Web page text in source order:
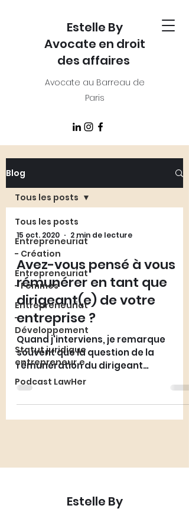
Estelle By
Avocate en droit
des affaires
Avocate au Barreau de
Paris
Blog
Tous les posts
Entrepreneuriat
- Création
Entrepreneuriat
- Femmes
Entrepreneuriat
-
Développement
Statut juridique
entrepreneur.e
Podcast LawHer
Tous les posts
15 oct. 2020 2 min de lecture
Avez-vous pensé à vous
rémunérer en tant que
dirigeant(e) de votre
entreprise ?
Quand j'interviens, je remarque
souvent que la question de la
rémunération du dirigeant
d’entreprise n'est pas forcément
abordée
Estelle By